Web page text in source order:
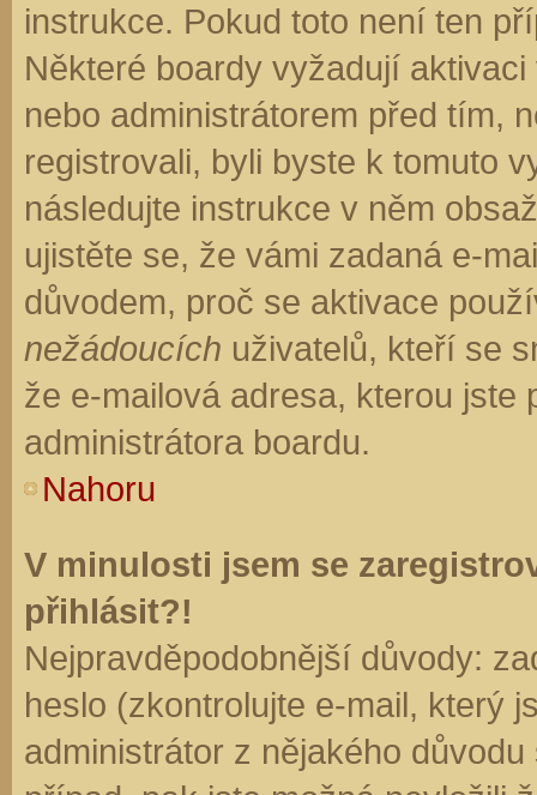
instrukce. Pokud toto není ten
Některé boardy vyžadují
nebo administrátorem před tím,
registrovali, byli byste k tomuto
následujte instrukce v něm
ujistěte se, že vámi zadaná e-
důvodem, proč se aktivace
nežádoucích uživatelů, kteří se
že e-mailová adresa, kterou jste
administrátora boardu.
Nahoru
V minulosti jsem se
přihlásit?!
Nejpravděpodobnější důvody:
heslo (zkontrolujte e-mail, který
administrátor z nějakého